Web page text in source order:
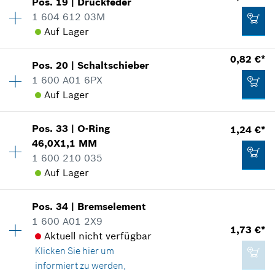
Zum Warenkorb hinzufügen
1,24 €*
Unverbindliche Preisempfehlung des
Herstellers inklusive MwSt
Zum Warenkorb hinzufügen
2,02 €*
Unverbindliche Preisempfehlung des
Herstellers inklusive MwSt
Zum Warenkorb hinzufügen
Verfügbarkeit 1
Preisgruppe:10
Ersatzteilinformationen
Verwendungsnachweis
In Darstellung zeigen
0,82 €*
Herstellers inklusive MwSt
Zum Warenkorb hinzufügen
1 604 612 03M
Auf Lager
Verfügbarkeit 1
Preisgruppe:10
Ersatzteilinformationen
Verwendungsnachweis
In Darstellung zeigen
0,82 €*
Herstellers inklusive MwSt
Pos.20 |Schaltschieber
1 600 A01 6PX
Auf Lager
0,82 €*
Preisgruppe:10
Ersatzteilinformationen
Verwendungsnachweis
0,82 €*
Pos.33 |O-Ring
46,0X1,1 MM
1 600 210 035
Auf Lager
1,24 €*
Verfügbarkeit 1
Preisgruppe:11
Ersatzteilinformationen
Verwendungsnachweis
In Darstellung zeigen
Pos.34 | Bremselement
1 600 A01 2X9
Aktuell nicht verfügbar
Klicken Sie hier um
informiert zu werden,
1,73 €*